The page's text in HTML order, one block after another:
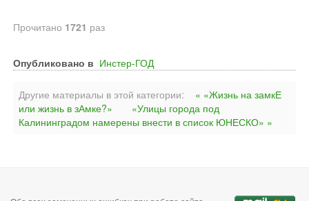
Прочитано 1721 раз
Опубликовано в Инстер-ГОД
Другие материалы в этой категории:
« «Жизнь на замкЕ
или жизнь в зАмке?»
«Улицы города под
Калининградом намерены внести в список ЮНЕСКО» »